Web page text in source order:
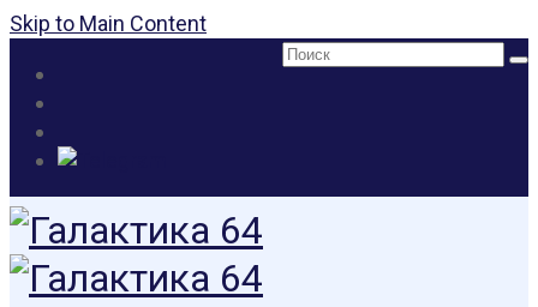
Skip to Main Content
Поиск: